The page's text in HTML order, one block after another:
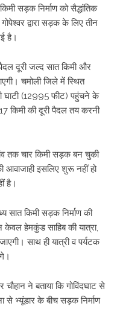
सड़क निर्माण को सैद्धांतिक
द्वारा सड़क के लिए तीन
है।
दूरी जल्द सात किमी और
चमोली जिले में स्थित
घाटी (12995 फीट) पहुंचने के
किमी की दूरी पैदल तय करनी
तक चार किमी सड़क बन चुकी
आवाजाही इसलिए शुरू नहीं हो
है।
किमी सड़क निर्माण की
केवल हेमकुंड साहिब की यात्रा,
साथ ही यात्री व पर्यटक
चौहान ने बताया कि गोविंदघाट से
से भ्यूंडार के बीच सड़क निर्माण